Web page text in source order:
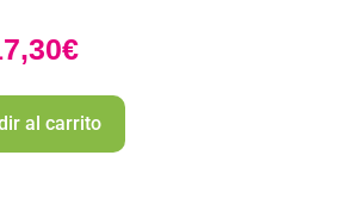
€
al carrito